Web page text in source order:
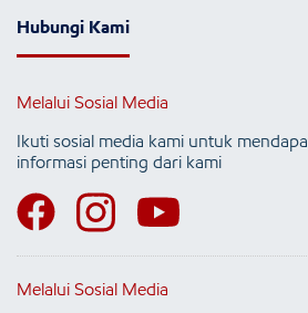
Hubungi Kami
Melalui Sosial Media
Ikuti sosial media kami untuk
informasi penting dari kami
Melalui Sosial Media